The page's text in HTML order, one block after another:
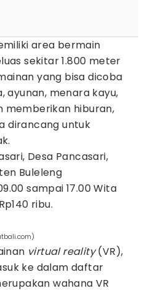
area bermain
sekitar 1.800 meter
yang bisa dicoba
menara kayu,
memberikan hiburan,
dirancang untuk
Desa Pancasari,
Buleleng
sampai 17.00 Wita
ribu.
virtual reality(VR),
ke dalam daftar
wahana VR